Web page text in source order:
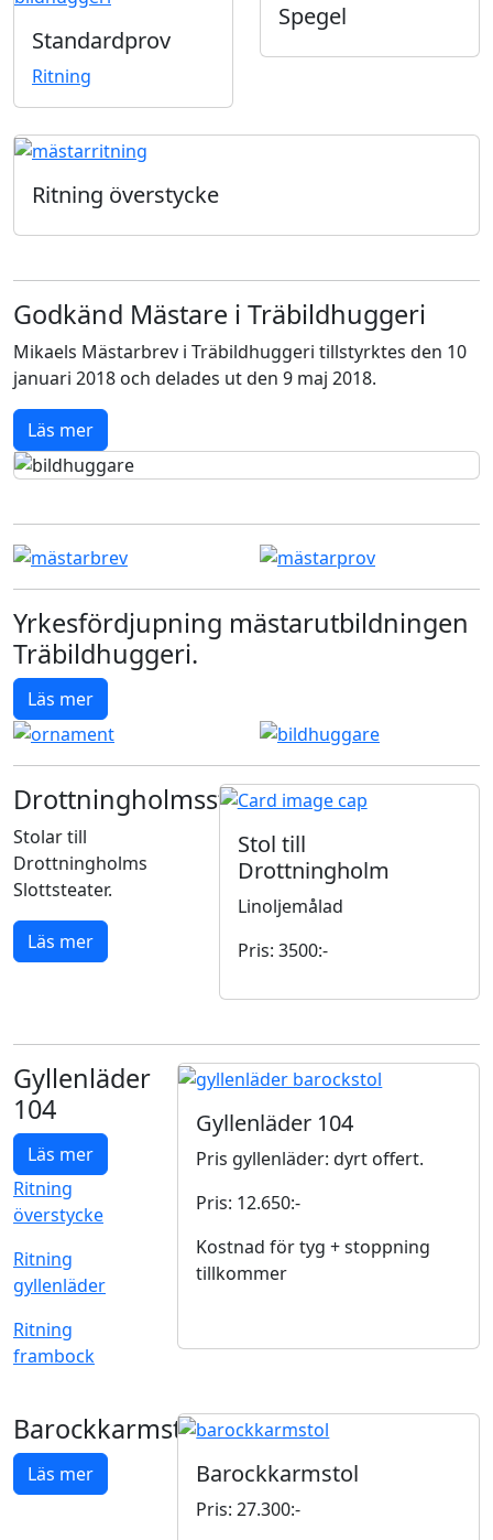
Standardprov
Ritning
Spegel
Ritning överstycke
Godkänd Mästare i Träbildhuggeri
Mikaels Mästarbrev i Träbildhuggeri tillstyrktes den 10
januari 2018 och delades ut den 9 maj 2018.
Läs mer
Yrkesfördjupning mästarutbildningen
Träbildhuggeri.
Läs mer
Drottningholmsstol
Stolar till
Drottningholms
Slottsteater.
Läs mer
Stol till
Drottningholm
Linoljemålad
Pris: 3500:-
Gyllenläder
104
Läs mer
Ritning
överstycke
Ritning
gyllenläder
Ritning
frambock
Gyllenläder 104
Pris gyllenläder: dyrt offert.
Pris: 12.650:-
Kostnad för tyg + stoppning
tillkommer
Barockkarmstol
Läs mer Barockkarmstol
Pris: 27.300:-